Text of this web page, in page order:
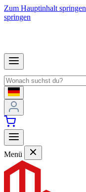
Zum Hauptinhalt springen
springen
Menü